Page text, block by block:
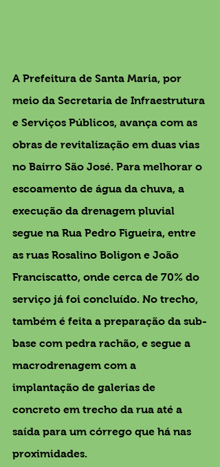
A Prefeitura de Santa Maria, por
meio da Secretaria de Infraestrutura
e Serviços Públicos, avança com as
obras de revitalização em duas vias
no Bairro São José. Para melhorar o
escoamento de água da chuva, a
execução da drenagem pluvial
segue na Rua Pedro Figueira, entre
as ruas Rosalino Boligon e João
Franciscatto, onde cerca de 70% do
serviço já foi concluído. No trecho,
também é feita a preparação da sub-
base com pedra rachão, e segue a
macrodrenagem com a
implantação de galerias de
concreto em trecho da rua até a
saída para um córrego que há nas
proximidades.